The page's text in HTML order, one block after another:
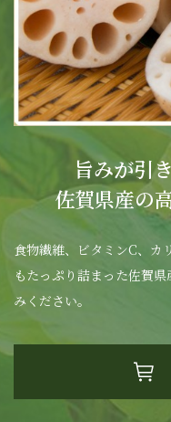
旨みが引
佐賀県産の
食物繊維、ビタミンC、カ
もたっぷり詰まった佐賀
みください。